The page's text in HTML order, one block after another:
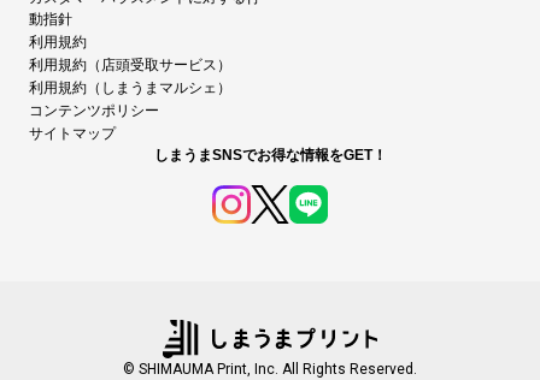
動指針
利用規約
利用規約（店頭受取サービス）
利用規約（しまうまマルシェ）
コンテンツポリシー
サイトマップ
しまうまSNSでお得な情報をGET！
© SHIMAUMA Print, Inc. All Rights Reserved.